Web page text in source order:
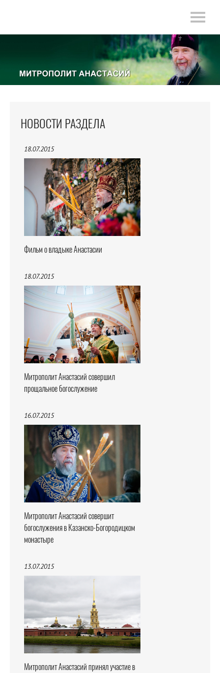
НОВОСТИ РАЗДЕЛА
18.07.2015
Фильм о владыке Анастасии
18.07.2015
Митрополит Анастасий совершил
прощальное богослужение
16.07.2015
Митрополит Анастасий совершит
богослужения в Казанско-Богородицком
монастыре
13.07.2015
Митрополит Анастасий принял участие в